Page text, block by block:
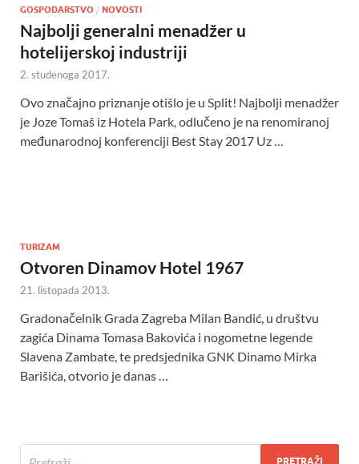
GOSPODARSTVO / NOVOSTI
Najbolji generalni menadžer u
hotelijerskoj industriji
2. studenoga 2017.
Ovo značajno priznanje otišlo je u Split! Najbolji menadžer
je Joze Tomaš iz Hotela Park, odlučeno je na renomiranoj
međunarodnoj konferenciji Best Stay 2017 Uz …
TURIZAM
Otvoren Dinamov Hotel 1967
21. listopada 2013.
Gradonačelnik Grada Zagreba Milan Bandić, u društvu
zagića Dinama Tomasa Bakovića i nogometne legende
Slavena Zambate, te predsjednika GNK Dinamo Mirka
Barišića, otvorio je danas …